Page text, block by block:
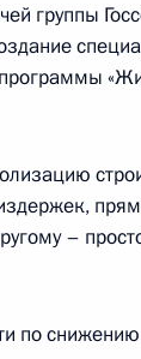
группы
–
по